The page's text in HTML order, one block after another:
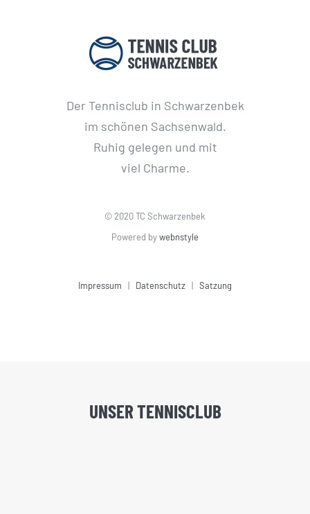
Der Tennisclub in Schwarzenbek
im schönen Sachsenwald.
Ruhig gelegen und mit
viel Charme.
© 2020 TC Schwarzenbek
Powered bywebnstyle
Impressum | Datenschutz | Satzung
UNSER TENNISCLUB